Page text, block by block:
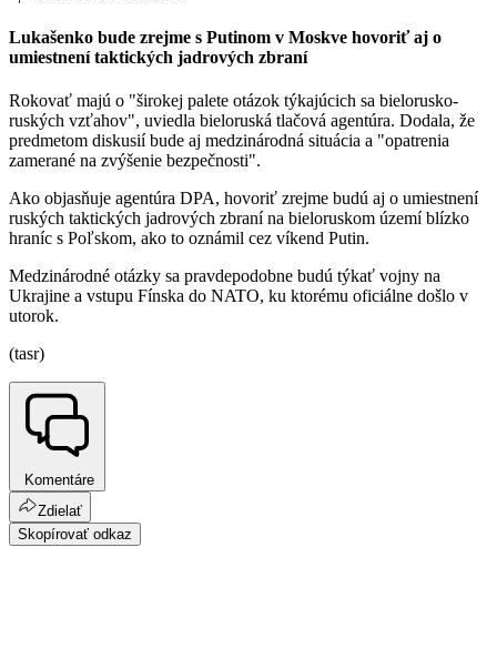
Lukašenko bude zrejme s Putinom v Moskve hovoriť aj o
umiestnení taktických jadrových zbraní
Rokovať majú o "širokej palete otázok týkajúcich sa bielorusko-
ruských vzťahov", uviedla bieloruská tlačová agentúra. Dodala, že
predmetom diskusií bude aj medzinárodná situácia a "opatrenia
zamerané na zvýšenie bezpečnosti".
Ako objasňuje agentúra DPA, hovoriť zrejme budú aj o umiestnení
ruských taktických jadrových zbraní na bieloruskom území blízko
hraníc s Poľskom, ako to oznámil cez víkend Putin.
Medzinárodné otázky sa pravdepodobne budú týkať vojny na
Ukrajine a vstupu Fínska do NATO, ku ktorému oficiálne došlo v
utorok.
(tasr)
Komentáre
Zdielať
Skopírovať odkaz